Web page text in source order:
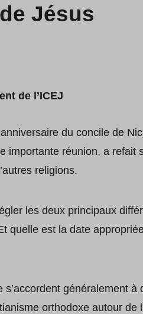
Jésus
de l’ICEJ
du concile de
importante réunion, a refait
religions.
les deux principaux
quelle est la date
s’accordent généralement
orthodoxe autour